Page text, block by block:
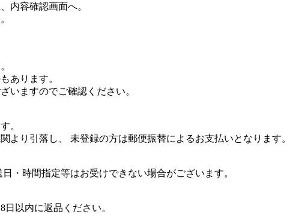
内容確認画面へ。
あります。
いますのでご確認ください。
。
より引落し、 未登録の方は郵便振替によるお支払いとなります。
・時間指定等はお受けできない場合がございます。
以内に返品ください。